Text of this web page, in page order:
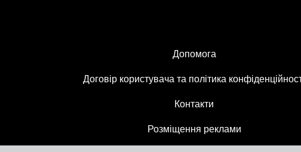
Допомога
Договір користувача та політика
Контакти
Розміщення реклами